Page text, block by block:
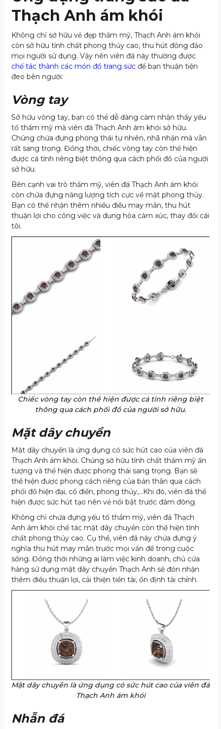
Thạch Anh ám khói
Không chỉ sở hữu vẻ đẹp thẩm mỹ, Thạch Anh ám khói
còn sở hữu tính chất phong thủy cao, thu hút đông đảo
mọi người sử dụng. Vậy nên viên đá này thường được
chế tác thành các món đồ trang sức để bạn thuận tiện
đeo bên người:
Vòng tay
Sở hữu vòng tay, bạn có thể dễ dàng cảm nhận thấy yếu
tố thẩm mỹ mà viên đá Thạch Anh ám khói sở hữu.
Chúng chứa đựng phong thái tự nhiên, nhã nhặn mà vẫn
rất sang trọng. Đồng thời, chiếc vòng tay còn thể hiện
được cá tính riêng biệt thông qua cách phối đồ của người
sở hữu.
Bên cạnh vai trò thẩm mỹ, viên đá Thạch Anh ám khói
còn chứa đựng năng lượng tích cực về mặt phong thủy.
Bạn có thể nhận thêm nhiều điều may mắn, thu hút
thuận lợi cho công việc và dung hòa cảm xúc, thay đổi cái
tôi.
Chiếc vòng tay còn thể hiện được cá tính riêng biệt
thông qua cách phối đồ của người sở hữu.
Mặt dây chuyền
Mặt dây chuyền là ứng dụng có sức hút cao của viên đá
Thạch Anh ám khói. Chúng sở hữu tính chất thẩm mỹ ấn
tượng và thể hiện được phong thái sang trọng. Bạn sẽ
thể hiện được phong cách riêng của bản thân qua cách
phối đồ hiện đại, cổ điển, phong thủy,…Khi đó, viên đá thể
hiện được sức hút tạo nên vẻ nổi bật trước đám đông.
Không chỉ chứa đựng yếu tố thẩm mỹ, viên đá Thạch
Anh ám khói chế tác mặt dây chuyền còn thể hiện tính
chất phong thủy cao. Cụ thể, viên đá này chứa đựng ý
nghĩa thu hút may mắn trước mọi vấn đề trong cuộc
sống. Đồng thời những ai làm việc kinh doanh, chủ cửa
hàng sử dụng mặt dây chuyền Thạch Anh sẽ đón nhận
thêm điều thuận lợi, cải thiện tiền tài, ổn định tài chính.
Mặt dây chuyền là ứng dụng có sức hút cao của viên đá
Thạch Anh ám khói
Nhẫn đá